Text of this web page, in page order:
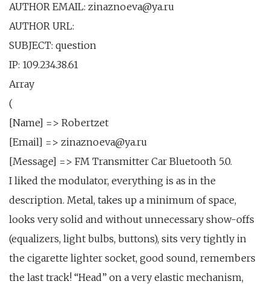
AUTHOR EMAIL: zinaznoeva@ya.ru
AUTHOR URL:
SUBJECT: question
IP: 109.234.38.61
Array
(
[Name] => Robertzet
[Email] => zinaznoeva@ya.ru
[Message] => FM Transmitter Car Bluetooth 5.0.
I liked the modulator, everything is as in the
description. Metal, takes up a minimum of space,
looks very solid and without unnecessary show-offs
(equalizers, light bulbs, buttons), sits very tightly in
the cigarette lighter socket, good sound, remembers
the last track! “Head” on a very elastic mechanism,